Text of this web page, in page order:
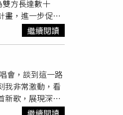
者後發現，美
Little）的數據
美國企業預計只
、汽車、電腦
年後就已中
巖資源公司」
業分析師與顧問
要建立足以競
其中許多礦物的
際能源署
方長達數十
畫，進一步促進
Prince
仰賴美國全球頂
會審查程序。
程碑意義的一
據悉，西屋電
鈾礦公司「卡梅
燃料市場資訊
繼續閱讀
會，談到這一路
我非常激動，看
新歌，展現深厚
低潮、身上只剩